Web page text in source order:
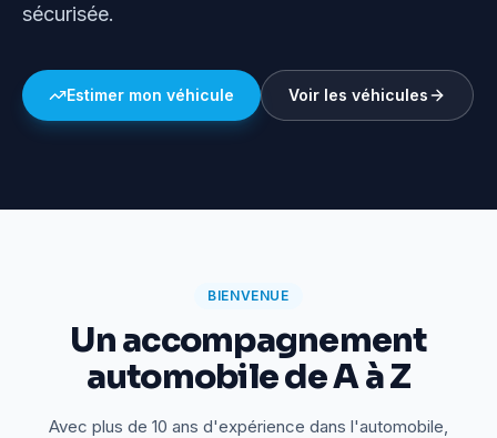
sécurisée.
Estimer mon véhicule Voir les véhicules
BIENVENUE
Un accompagnement
automobile de A à Z
Avec plus de 10 ans d'expérience dans l'automobile,